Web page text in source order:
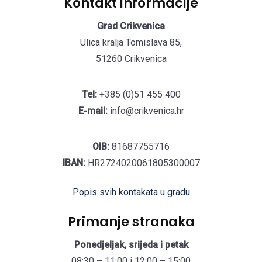
Grad Crikvenica
Ulica kralja Tomislava 85,
51260 Crikvenica
Tel:+385 (0)51 455 400
E-mail:info@crikvenica.hr
OIB: 81687755716
IBAN:HR2724020061805300007
Popis svih kontakata u gradu
Primanje stranaka
Ponedjeljak, srijeda i petak